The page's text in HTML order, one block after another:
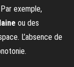
exemple,
laine ou des
L’absence de